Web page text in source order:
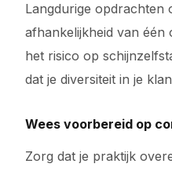
Langdurige opdrachten
afhankelijkheid van
het risico op
dat je diversiteit in je
Wees voorbereid op
Zorg dat je praktijk